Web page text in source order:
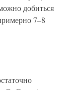
добиться
7–8